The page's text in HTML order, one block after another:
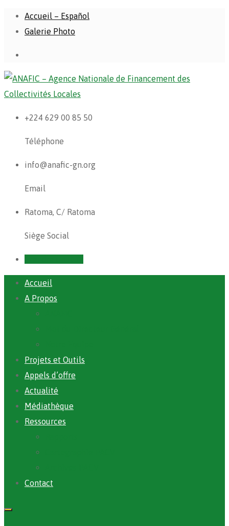
Accueil – Español
Galerie Photo
+224 629 00 85 50
Téléphone
info@anafic-gn.org
Email
Ratoma, C/ Ratoma
Siège Social
Accueil
A Propos
Projets et Outils
Appels d’offre
Actualité
Médiathèque
Ressources
Contact